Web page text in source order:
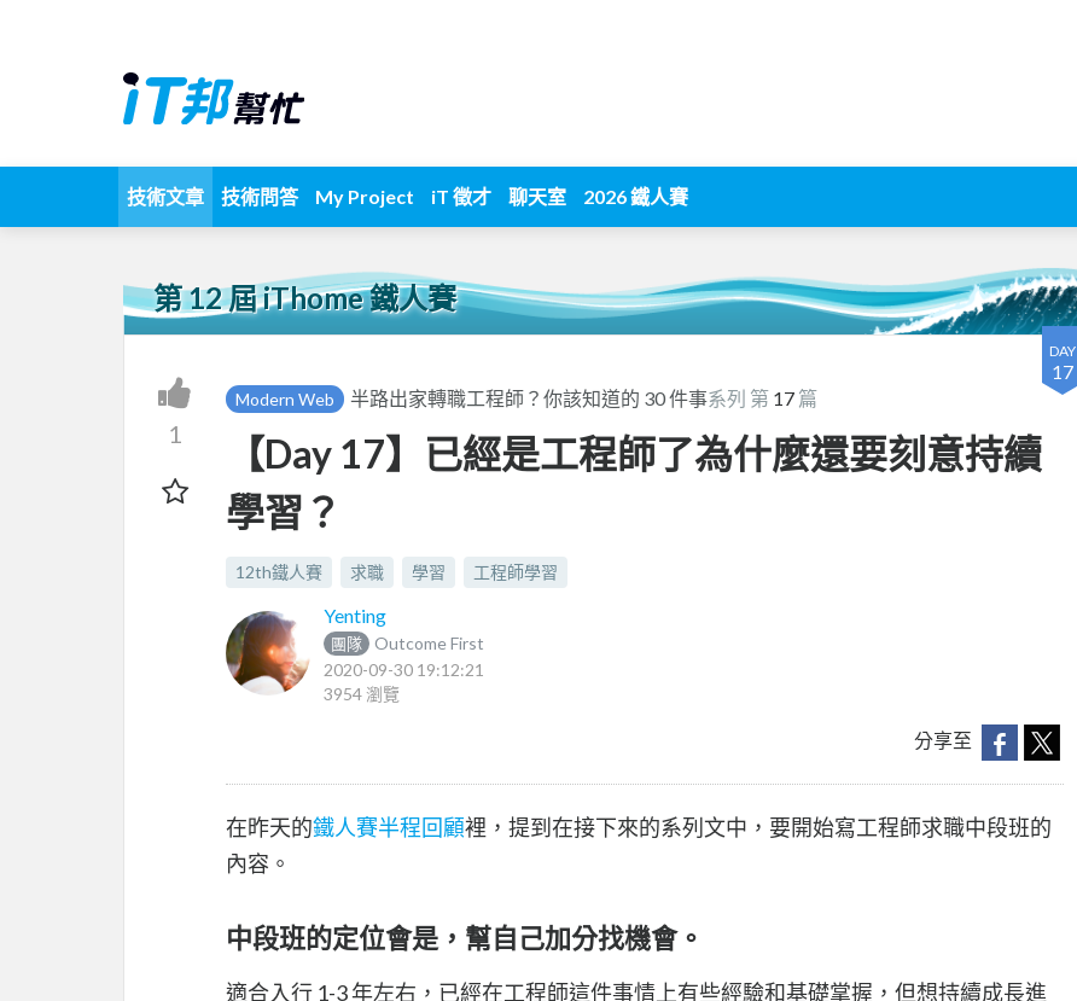
技術文章 技術問答 My Project iT 徵才 聊天室 2026 鐵人賽
第 12 屆 iThome 鐵人賽
DAY
17
1
Modern Web 半路出家轉職工程師？你該知道的 30 件事系列 第 17 篇
【Day 17】已經是工程師了為什麼還要刻意持續
學習？
12th鐵人賽 求職 學習 工程師學習
Yenting
團隊
Outcome First
2020-09-30 19:12:21
3954 瀏覽
分享至
在昨天的鐵人賽半程回顧裡，提到在接下來的系列文中，要開始寫工程師求職中段班的
內容。
中段班的定位會是，幫自己加分找機會。
適合入行 1-3 年左右，已經在工程師這件事情上有些經驗和基礎掌握，但想持續成長進